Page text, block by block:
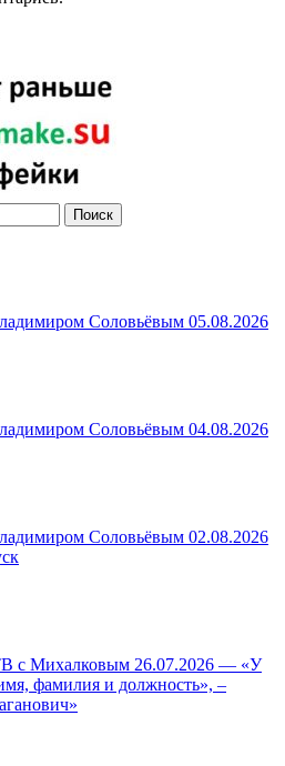
Соловьёвым 05.08.2026
Соловьёвым 04.08.2026
Соловьёвым 02.08.2026
с Михалковым 26.07.2026 — «У
фамилия и должность», –